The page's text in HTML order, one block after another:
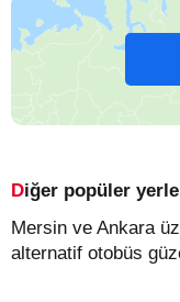
Diğer popüler
Mersin ve Ankara
alternatif otobüs